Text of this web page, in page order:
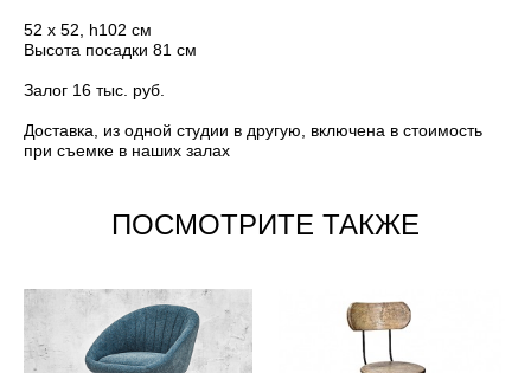
52 х 52, h102 см
Высота посадки 81 см
Залог 16 тыс. руб.
Доставка, из одной студии в другую, включена в стоимость
при съемке в наших залах
ПОСМОТРИТЕ ТАКЖЕ